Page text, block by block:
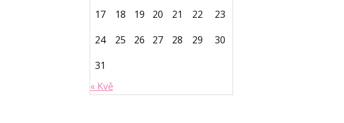
17
18 19 20 21 22
23
24
25 26 27 28 29
30
31
« Kvě